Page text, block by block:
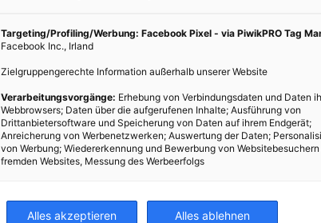
Targeting/Profiling/Werbung: Facebook Pixel - via PiwikPRO Tag
Facebook Inc., Irland
Zielgruppengerechte Information außerhalb unserer Website
Verarbeitungsvorgänge: Erhebung von Verbindungsdaten und Daten
Webbrowsers; Daten über die aufgerufenen Inhalte; Ausführung von
Drittanbietersoftware und Speicherung von Daten auf ihrem Endgerät;
Anreicherung von Werbenetzwerken; Auswertung der Daten;
von Werbung; Wiedererkennung und Bewerbung von
fremden Websites, Messung des Werbeerfolgs
Alles akzeptieren Alles ablehnen